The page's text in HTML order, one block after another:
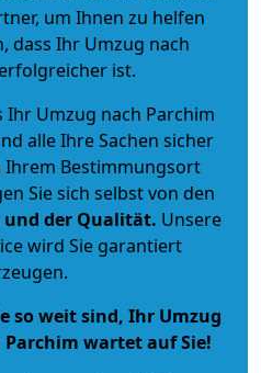
um Ihnen zu helfen
dass Ihr Umzug nach
ist.
Ihr Umzug nach Parchim
alle Ihre Sachen sicher
Ihrem Bestimmungsort
Sie sich selbst von den
der Qualität. Unsere
wird Sie garantiert
so weit sind, Ihr Umzug
wartet auf Sie!